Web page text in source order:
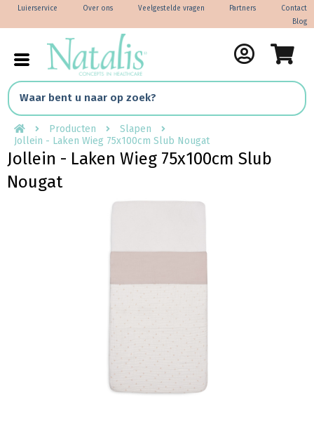
Contact
Partners
Veelgestelde vragen
Over ons
Luierservice
Blog
Producten
Slapen
Jollein - Laken Wieg 75x100cm Slub Nougat
Jollein - Laken Wieg 75x100cm Slub
Nougat